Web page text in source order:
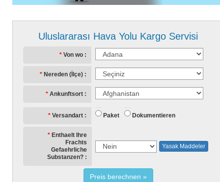
Uluslararası Hava Yolu Kargo Servisi
Von wo
Nereden (İlçe)
Ankunftsort
Versandart Paket Dokumentieren
Enthaelt Ihre
Frachts
Gefaehrliche
Substanzen?
Yasak Maddeler
Preis berechnen